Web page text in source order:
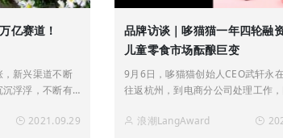
亿赛道！
新兴渠道不断
浮浮，不断有
目前我国有16.3
2021.09.29
品牌访谈｜哆猫猫一年四轮融
儿童零食市场酝酿巨变
9月6日，哆猫猫创始人CEO武轩永
往返杭州，到电商分公司处理工作
度的工作状态。作为一名90后创业
浪潮LangAward